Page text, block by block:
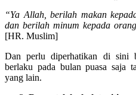
“Ya Allah, berilah makan
dan berilah minum kepada
[HR. Muslim]
Dan perlu diperhatikan di sini
berlaku pada bulan puasa saja
yang lain.